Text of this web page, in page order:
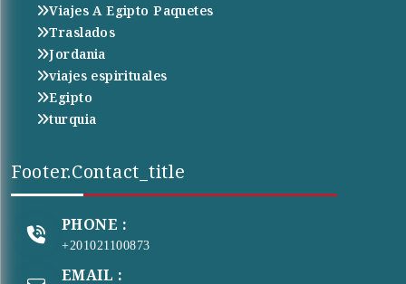
Viajes A Egipto Paquetes
Traslados
Jordania
viajes espirituales
Egipto
turquia
Footer.contact_title
PHONE :
+201021100873
EMAIL :